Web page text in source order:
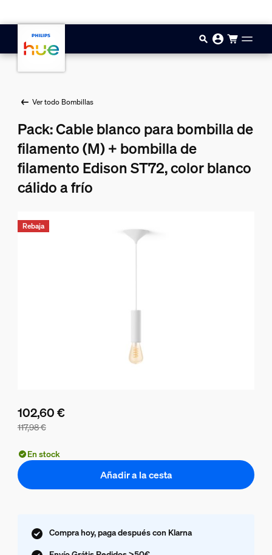
Ver todo Bombillas
Pack: Cable blanco para bombilla de
filamento (M) + bombilla de
filamento Edison ST72, color blanco
cálido a frío
117,98 €
102,60 €
Rebaja
En stock
Añadir a la cesta
Compra hoy, paga después con Klarna